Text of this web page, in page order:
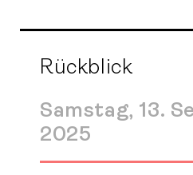
Rückblick
Samstag, 13.
2025